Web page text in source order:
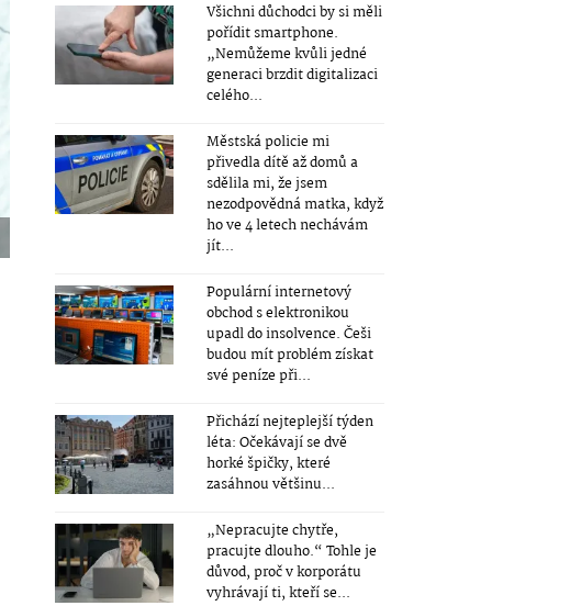
Všichni důchodci by si měli
pořídit smartphone.
„Nemůžeme kvůli jedné
generaci brzdit digitalizaci
celého...
Městská policie mi
přivedla dítě až domů a
sdělila mi, že jsem
nezodpovědná matka, když
ho ve 4 letech nechávám
jít...
Populární internetový
obchod s elektronikou
upadl do insolvence. Češi
budou mít problém získat
své peníze při...
Přichází nejteplejší týden
léta: Očekávají se dvě
horké špičky, které
zasáhnou většinu...
„Nepracujte chytře,
pracujte dlouho.“ Tohle je
důvod, proč v korporátu
vyhrávají ti, kteří se...